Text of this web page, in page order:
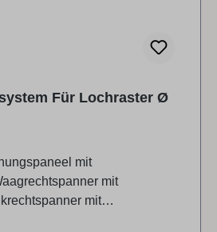
Für Lochraster Ø
mit
mit
mit